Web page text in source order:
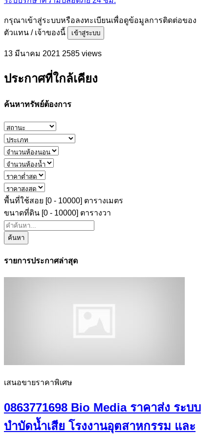
กรุณาเข้าสู่ระบบหรือลงทะเบียนเพื่อดูข้อมูลการติดต่อของ
ตัวแทน / เจ้าของนี้
เข้าสู่ระบบ
13 มีนาคม 2021 2585 views
ประกาศที่ใกล้เคียง
ค้นหาทรัพย์ต้องการ
พื้นที่ใช้สอย [0 - 10000] ตารางเมตร
ขนาดที่ดิน [0 - 10000] ตารางวา
ค้นหา
รายการประกาศล่าสุด
เสนอขายราคาพิเศษ
0863771698 Bio Media ราคาส่ง ระบบ
บำบัดน้ำเสีย โรงงานอุตสาหกรรม และ